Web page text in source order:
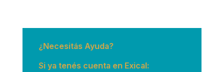
¿Necesitás Ayuda?
Si ya tenés cuenta en Exical: